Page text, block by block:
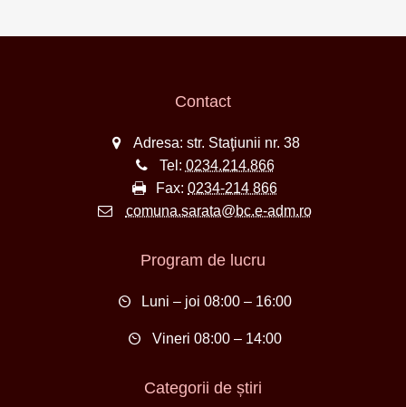
Contact
Adresa: str. Staţiunii nr. 38
Tel: 0234.214.866
Fax: 0234-214 866
comuna.sarata@bc.e-adm.ro
Program de lucru
Luni – joi 08:00 – 16:00
Vineri 08:00 – 14:00
Categorii de știri